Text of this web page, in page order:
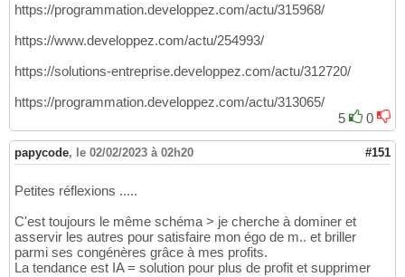
https://programmation.developpez.com/actu/315968/
https://www.developpez.com/actu/254993/
https://solutions-entreprise.developpez.com/actu/312720/
https://programmation.developpez.com/actu/313065/
5
0
papycode, le 02/02/2023 à 02h20 #151
Petites réflexions .....
C'est toujours le même schéma > je cherche à dominer et
asservir les autres pour satisfaire mon égo de m.. et briller
parmi ses congénères grâce à mes profits.
La tendance est IA = solution pour plus de profit et supprimer